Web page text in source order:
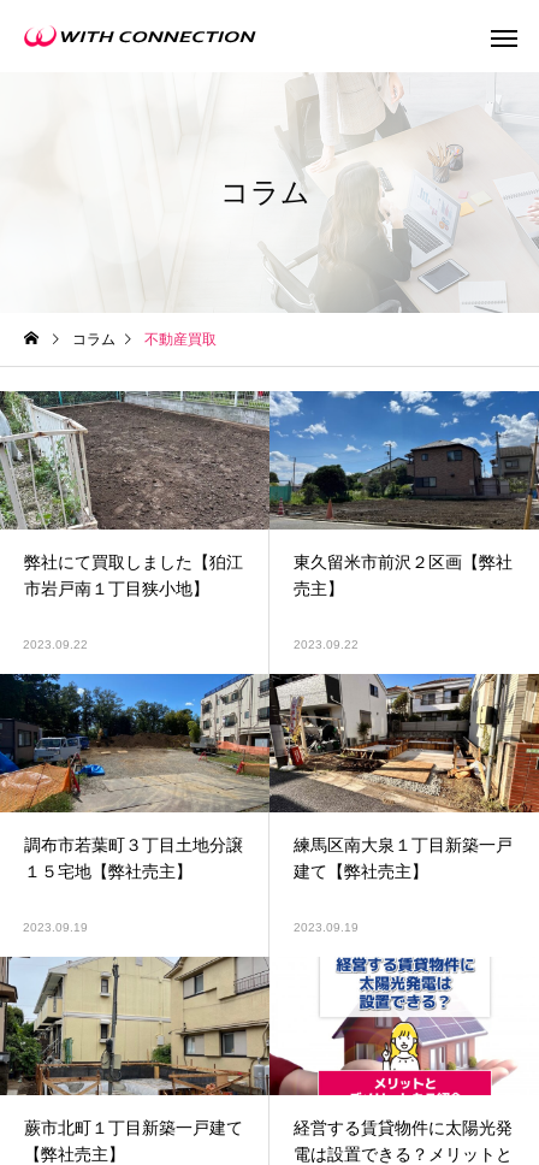
ウィズの利益還元
コラム
コラム 不動産買取
弊社にて買取しました【狛江
市岩戸南１丁目狭小地】
2023.09.22
東久留米市前沢２区画【弊社
売主】
2023.09.22
調布市若葉町３丁目土地分譲
１５宅地【弊社売主】
2023.09.19
練馬区南大泉１丁目新築一戸
建て【弊社売主】
2023.09.19
蕨市北町１丁目新築一戸建て
【弊社売主】
経営する賃貸物件に太陽光発
電は設置できる？メリットと